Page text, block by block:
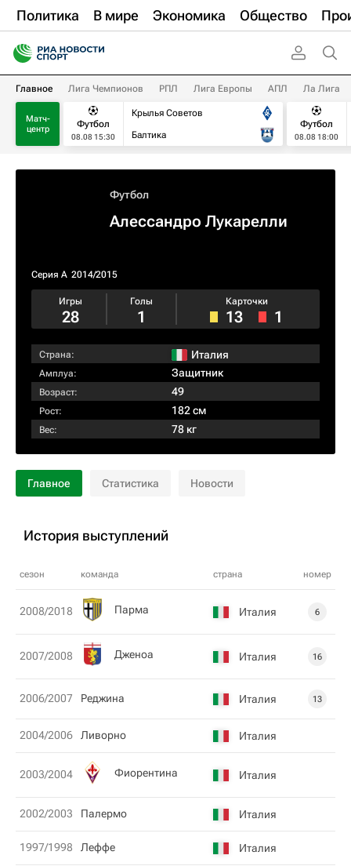
Политика В мире Экономика Общество
Главное Лига Чемпионов РПЛ Лига Европы АПЛ Ла Лига
Матч-
центр
Футбол
08.08 15:30
Крылья Советов
Балтика
Футбол
08.08 18:00
Футбол
Алессандро Лукарелли
Серия А 2014/2015
Игры
28
Голы
1
Карточки
13 1
Страна: Италия
Амплуа: Защитник
Возраст: 49
Рост: 182 см
Вес: 78 кг
Главное Статистика Новости
История выступлений
сезон команда страна номер
2008/2018 Парма Италия 6
2007/2008 Дженоа Италия 16
2006/2007 Рeджина Италия 13
2004/2006 Ливорно Италия
2003/2004 Фиорентина Италия
2002/2003 Палермо Италия
1997/1998 Леффе Италия